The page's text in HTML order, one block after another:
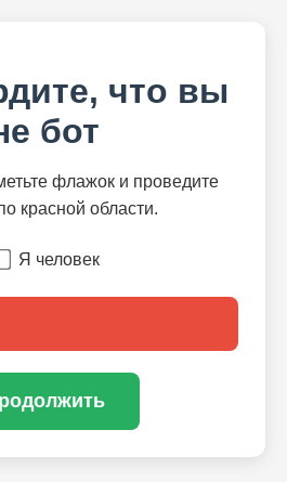
что вы
бот
флажок и проведите
красной области.
Я человек